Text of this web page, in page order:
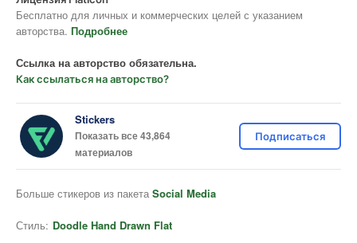
Бесплатно для личных и коммерческих целей с указанием
авторства. Подробнее
Ссылка на авторство обязательна.
Как ссылаться на авторство?
Stickers
Показать все 43,864
материалов
Подписаться
Больше стикеров из пакета Social Media
Стиль: Doodle Hand Drawn Flat